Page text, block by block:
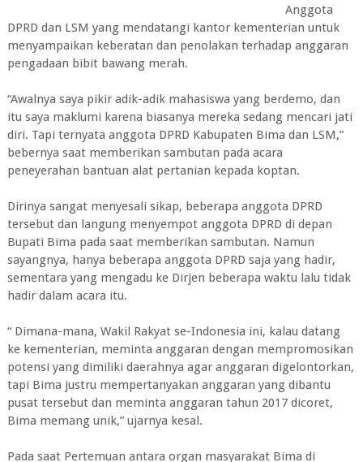
Anggota
DPRD dan LSM yang mendatangi kantor kementerian untuk
menyampaikan keberatan dan penolakan terhadap anggaran
pengadaan bibit bawang merah.
“Awalnya saya pikir adik-adik mahasiswa yang berdemo, dan
itu saya maklumi karena biasanya mereka sedang mencari jati
diri. Tapi ternyata anggota DPRD Kabupaten Bima dan LSM,”
bebernya saat memberikan sambutan pada acara
peneyerahan bantuan alat pertanian kepada koptan.
Dirinya sangat menyesali sikap, beberapa anggota DPRD
tersebut dan langung menyempot anggota DPRD di depan
Bupati Bima pada saat memberikan sambutan. Namun
sayangnya, hanya beberapa anggota DPRD saja yang hadir,
sementara yang mengadu ke Dirjen beberapa waktu lalu tidak
hadir dalam acara itu.
“ Dimana-mana, Wakil Rakyat se-Indonesia ini, kalau datang
ke kementerian, meminta anggaran dengan mempromosikan
potensi yang dimiliki daerahnya agar anggaran digelontorkan,
tapi Bima justru mempertanyakan anggaran yang dibantu
pusat tersebut dan meminta anggaran tahun 2017 dicoret,
Bima memang unik,” ujarnya kesal.
Pada saat Pertemuan antara organ masyarakat Bima di